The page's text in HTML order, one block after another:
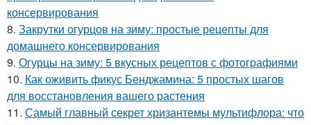
консервирования
8. Закрутки огурцов на зиму: простые рецепты для
домашнего консервирования
9. Огурцы на зиму: 5 вкусных рецептов с фотографиями
10. Как оживить фикус Бенджамина: 5 простых шагов
для восстановления вашего растения
11. Самый главный секрет хризантемы мультифлора: что